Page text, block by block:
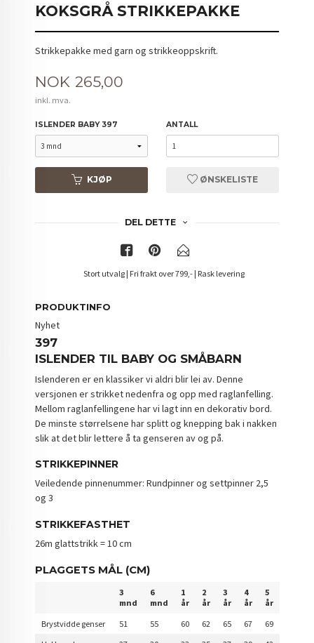
KOKSGRÅ STRIKKEPAKKE
Strikkepakke med garn og strikkeoppskrift.
Pris
NOK 265,00
inkl. mva.
ISLENDER BABY 397 ANTALL
KJØP ØNSKELISTE
DEL DETTE
Stort utvalg | Fri frakt over 799,- | Rask levering
PRODUKTINFO
Nyhet
397
ISLENDER TIL BABY OG SMÅBARN
Islenderen er en klassiker vi aldri blir lei av. Denne
versjonen er strikket nedenfra og opp med raglanfelling.
Mellom raglanfellingene har vi lagt inn en dekorativ bord.
De minste størrelsene har splitt og knepping bak i nakken
slik at det blir lettere å ta genseren av og på.
STRIKKEPINNER
Veiledende pinnenummer: Rundpinner og settpinner 2,5
og 3
STRIKKEFASTHET
26m glattstrikk = 10 cm
PLAGGETS MÅL (CM)
3
mnd
6
mnd
1
år
2
år
3
år
4
år
5
år
Brystvidde genser
51 55 60 62 65 67
69